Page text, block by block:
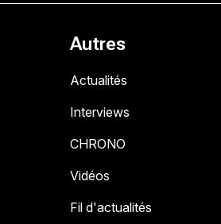
Autres
Actualités
Interviews
CHRONO
Vidéos
Fil d'actualités